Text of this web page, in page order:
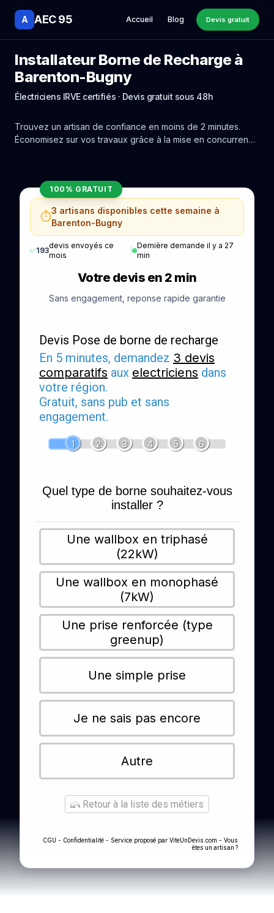
A AEC 95 Accueil Blog Devis gratuit
Installateur Borne de Recharge à
Barenton-Bugny
Électriciens IRVE certifiés · Devis gratuit sous 48h
Trouvez un artisan de confiance en moins de 2 minutes.
Économisez sur vos travaux grâce à la mise en concurrence
100% GRATUIT
⏱️3 artisans disponibles cette semaine à
Barenton-Bugny
✅193
devis envoyés ce
mois
Dernière demande il y a 27
min
Votre devis en 2 min
Sans engagement, reponse rapide garantie
Devis Pose de borne de recharge
En 5 minutes, demandez 3 devis
comparatifs aux electriciens dans
votre région.
Gratuit, sans pub et sans
engagement.
1 2 3 4 5 6
Quel type de borne souhaitez-vous
installer ?
Une wallbox en triphasé
(22kW)
Une wallbox en monophasé
(7kW)
Une prise renforcée (type
greenup)
Une simple prise
Je ne sais pas encore
Autre
Retour à la liste des métiers
CGU - Confidentialité - Service proposé par ViteUnDevis.com - Vous
êtes un artisan ?